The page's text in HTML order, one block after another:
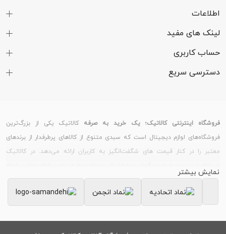
اطلاعات
لینک های مفید
حساب کاربری
دسترسی سریع
فروشگاه اینترنتی کالاتیک؛ یک خرید به صرفه کالاتیک یکی از بزرگ‌ترین
فروشگاه‌های لوازم دیجیتال است که سبدی متنوع از کالاهای پرطرفدار از برندهای
معتبر را در کنار قیمت های شگفت‌انگیز به کاربران ارائه می‌دهد. در کالاتیک
گوشی و تبلت، خرید ساعت هوشمند و دستبند سلامت و خرید لپ تاپ و لوازم
جانبی کامپیوتر اقدام کنید.
نمایش بیشتر